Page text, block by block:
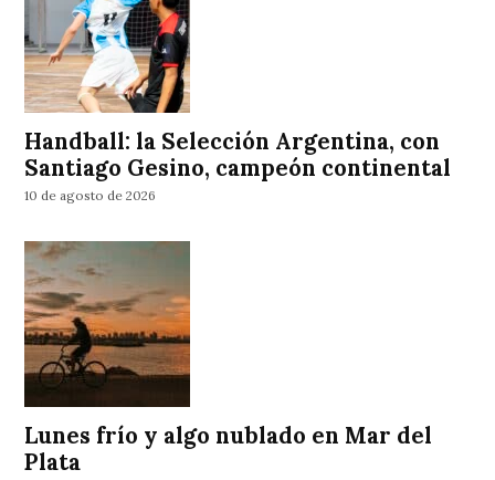
Handball: la Selección Argentina, con
Santiago Gesino, campeón continental
10 de agosto de 2026
Lunes frío y algo nublado en Mar del
Plata